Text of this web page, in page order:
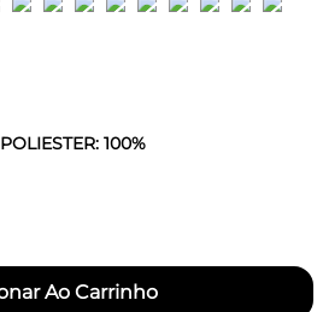
POLIESTER: 100%